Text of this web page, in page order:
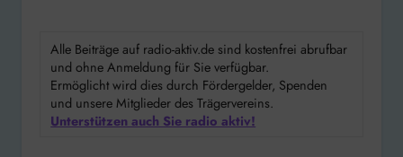
Alle Beiträge auf radio-aktiv.de sind kostenfrei abrufbar
und ohne Anmeldung für Sie verfügbar.
Ermöglicht wird dies durch Fördergelder, Spenden
und unsere Mitglieder des Trägervereins.
Unterstützen auch Sie radio aktiv!